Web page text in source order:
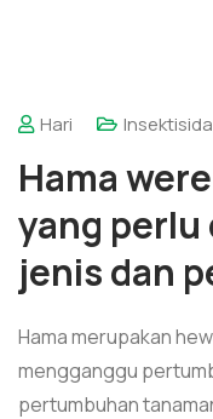
Hari Insektisida
Hama
yang perlu
jenis dan
Hama merupakan
mengganggu
pertumbuhan